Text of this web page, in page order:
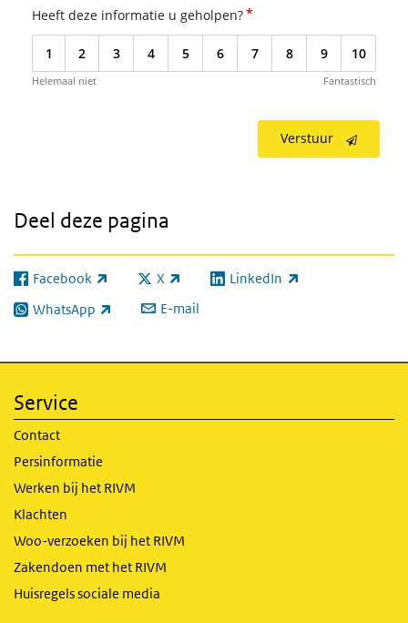
Heeft deze informatie u geholpen?*
1 2 3 4 5 6 7 8 9 10
Helemaal niet Fantastisch
Verstuur
Deel deze pagina
Facebook
(externe link) X
(externe link) LinkedIn
(externe link)
WhatsApp
(externe link) E-mail
Service
Contact
Persinformatie
Werken bij het RIVM
Klachten
Woo-verzoeken bij het RIVM
Zakendoen met het RIVM
Huisregels sociale media